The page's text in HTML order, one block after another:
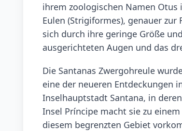
ihrem zoologischen Namen
Eulen (Strigiformes), genauer zur
sich durch ihre geringe Größe
ausgerichteten Augen und das
Die Santanas Zwergohreule
eine der neueren Entdeckungen
Inselhauptstadt Santana, in
Insel Príncipe macht sie zu
diesem begrenzten Gebiet